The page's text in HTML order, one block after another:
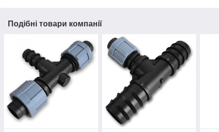
Подібні товари компанії